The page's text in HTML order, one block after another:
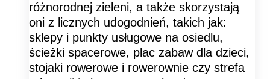
różnorodnej zieleni, a także skorzystają
oni z licznych udogodnień, takich jak:
sklepy i punkty usługowe na osiedlu,
ścieżki spacerowe, plac zabaw dla dzieci,
stojaki rowerowe i rowerownie czy strefa